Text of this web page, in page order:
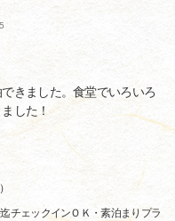
きました。食堂でいろいろ
した！
ェックインＯＫ・素泊まりプラ